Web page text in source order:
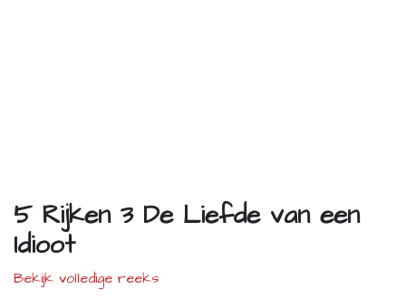
5 Rijken 3 De Liefde van een
Idioot
Bekijk volledige reeks